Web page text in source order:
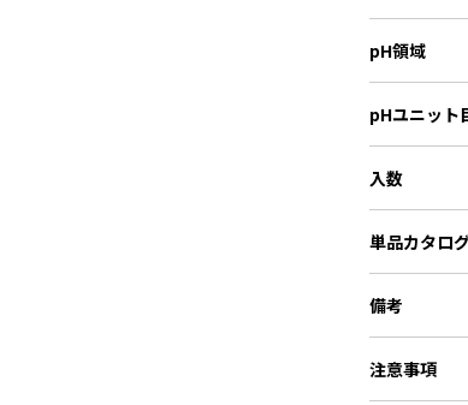
pH領域
pHユニット
入数
単品カタロ
備考
注意事項